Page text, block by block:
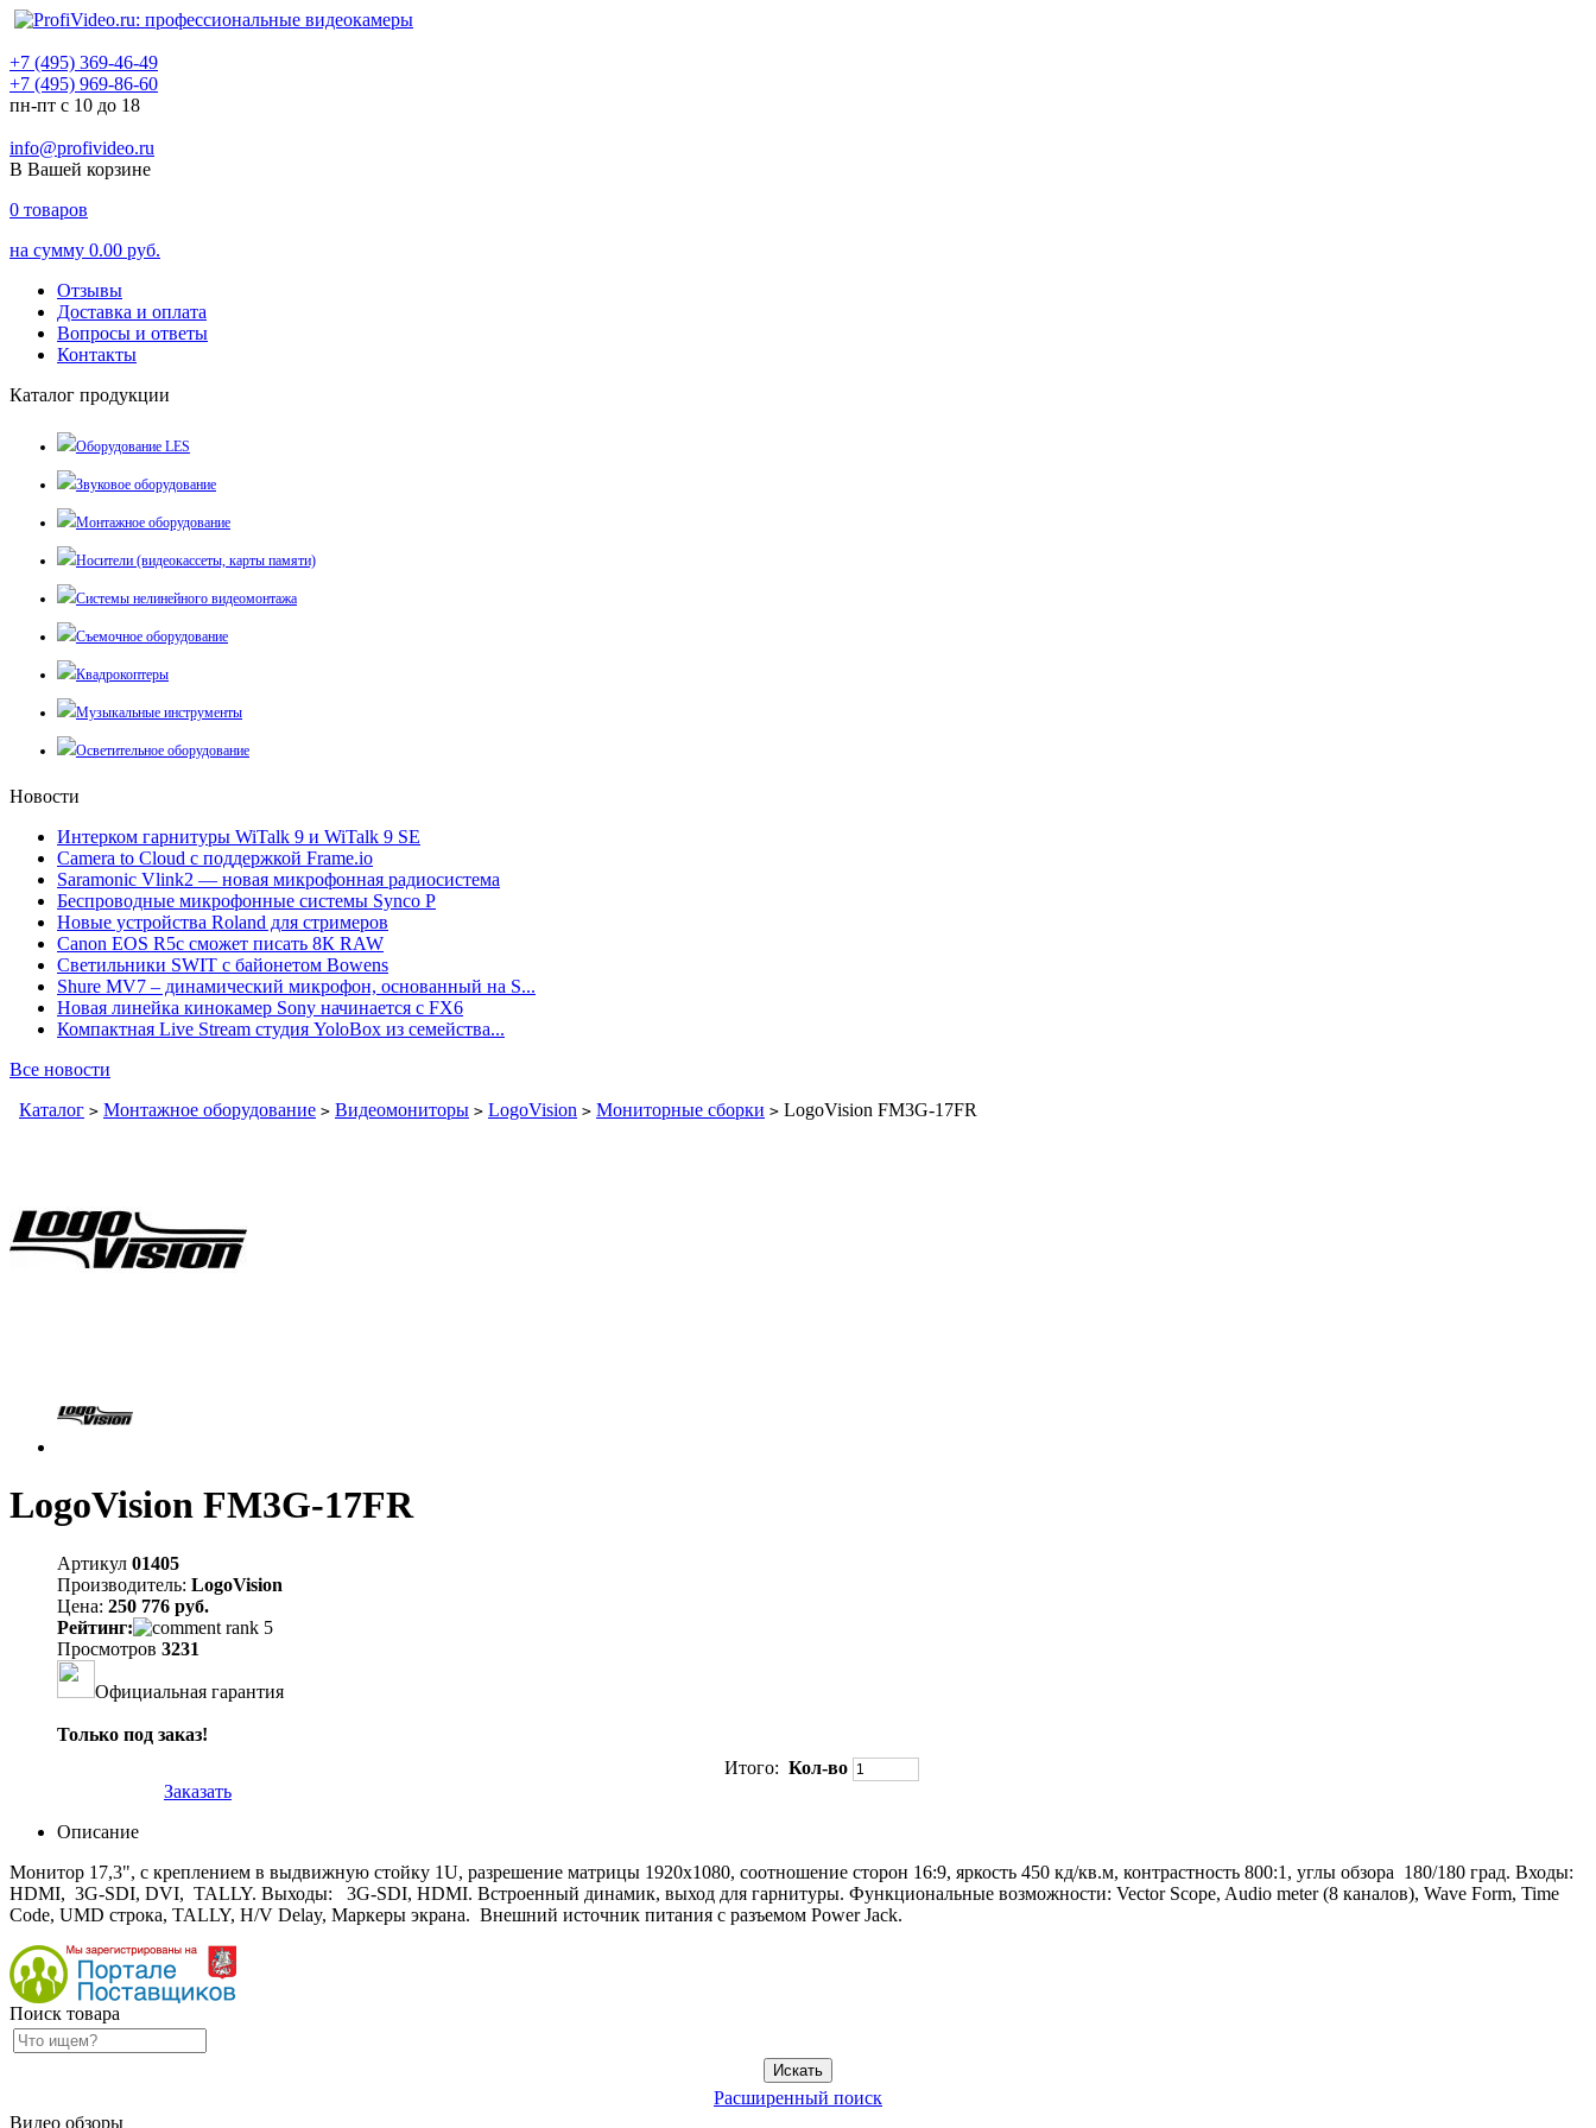
+7 (495) 369-46-49
+7 (495) 969-86-60
пн-пт с 10 до 18
info@profivideo.ru
В Вашей корзине
0 товаров
на сумму 0.00 руб.
Отзывы
Доставка и оплата
Вопросы и ответы
Контакты
Каталог продукции
Оборудование LES
Звуковое оборудование
Монтажное оборудование
Носители (видеокассеты, карты памяти)
Системы нелинейного видеомонтажа
Съемочное оборудование
Квадрокоптеры
Музыкальные инструменты
Осветительное оборудование
Новости
Интерком гарнитуры WiTalk 9 и WiTalk 9 SE
Camera to Cloud с поддержкой Frame.io
Saramonic Vlink2 — новая микрофонная радиосистема
Беспроводные микрофонные системы Synco P
Новые устройства Roland для стримеров
Canon EOS R5c сможет писать 8К RAW
Светильники SWIT с байонетом Bowens
Shure MV7 – динамический микрофон, основанный на S...
Новая линейка кинокамер Sony начинается с FX6
Компактная Live Stream студия YoloBox из семейства...
Все новости
Каталог > Монтажное оборудование > Видеомониторы > LogoVision > Мониторные сборки > LogoVision FM3G-17FR
LogoVision FM3G-17FR
Артикул 01405
Производитель: LogoVision
Цена: 250 776 руб.
Рейтинг:
Просмотров 3231
Официальная гарантия
Только под заказ!
Итого: Кол-во
Заказать
Описание
Монитор 17,3", с креплением в выдвижную стойку 1U, разрешение матрицы 1920х1080, соотношение сторон 16:9, яркость 450 кд/кв.м, контрастность 800:1, углы обзора 180/180 град. Входы:
HDMI, 3G-SDI, DVI, TALLY. Выходы: 3G-SDI, HDMI. Встроенный динамик, выход для гарнитуры. Функциональные возможности: Vector Scope, Audio meter (8 каналов), Wave Form, Time
Code, UMD строка, TALLY, H/V Delay, Маркеры экрана. Внешний источник питания с разъемом Power Jack.
Поиск товара
Расширенный поиск
Видео обзоры